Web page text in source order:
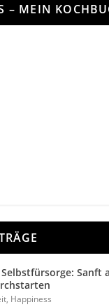
– MEIN
Sanft
, Happiness